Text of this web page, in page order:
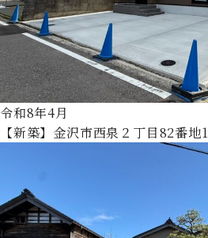
令和8年4月
【新築】金沢市西泉２丁目82番地1